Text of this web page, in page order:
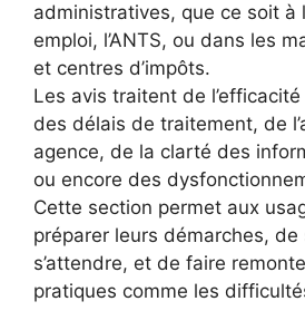
administratives, que ce soit à
emploi, l’ANTS, ou dans les
et centres d’impôts.
Les avis traitent de
des délais de traitement, de
agence, de la clarté des
ou encore des
Cette section permet aux
préparer leurs démarches, de
s’attendre, et de faire
pratiques comme les